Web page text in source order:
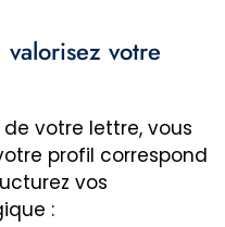
votre
votre lettre, vous
profil correspond
vos
: